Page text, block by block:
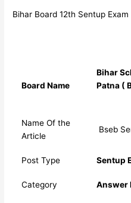
Bihar Board 12th Sentup
Board Name
Bihar
Patna (
Name Of the
Article
Bseb
Post Type Sentup
Category Answer